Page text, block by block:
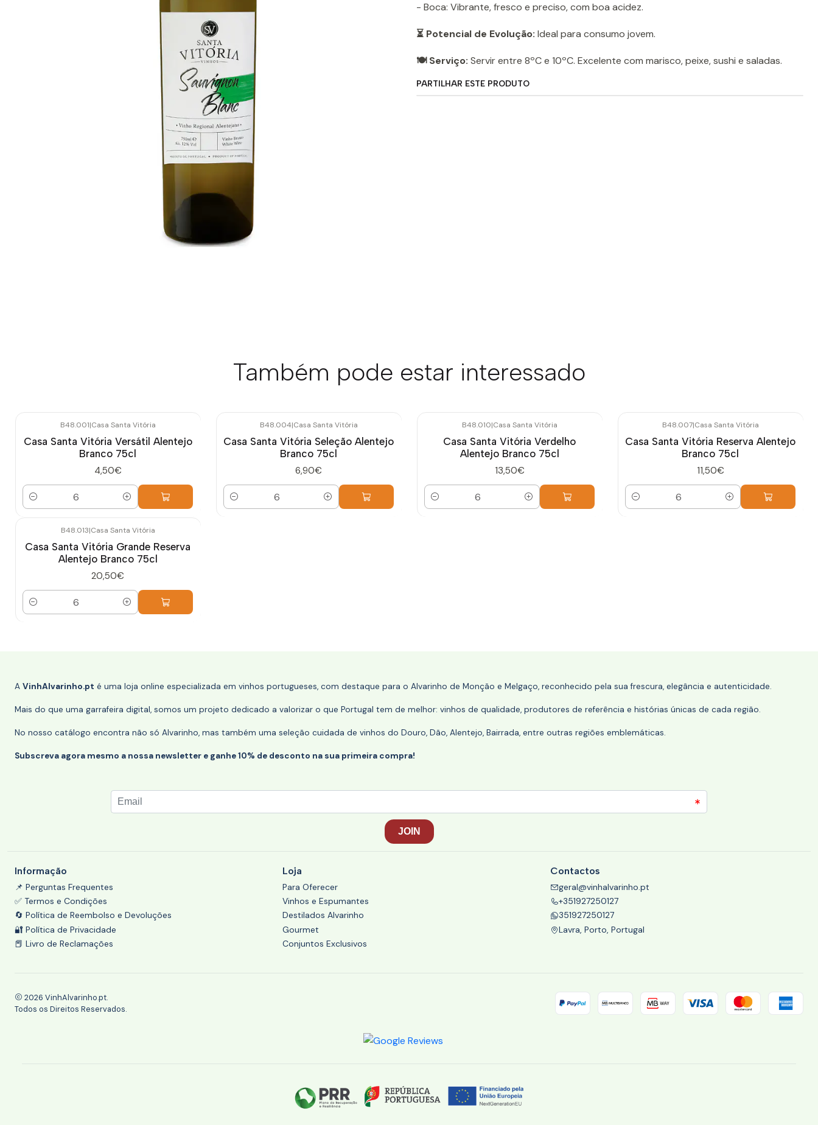
- Boca: Vibrante, fresco e preciso, com boa acidez.
⏳ Potencial de Evolução: Ideal para consumo jovem.
🍽️ Serviço: Servir entre 8ºC e 10ºC. Excelente com marisco, peixe, sushi e saladas.
PARTILHAR ESTE PRODUTO
Também pode estar interessado
B48.001|Casa Santa Vitória
Casa Santa Vitória Versátil Alentejo
Branco 75cl
4,50€
Quantidade
B48.004|Casa Santa Vitória
Casa Santa Vitória Seleção Alentejo
Branco 75cl
6,90€
Quantidade
B48.010|Casa Santa Vitória
Casa Santa Vitória Verdelho
Alentejo Branco 75cl
13,50€
Quantidade
B48.007|Casa Santa Vitória
Casa Santa Vitória Reserva Alentejo
Branco 75cl
11,50€
Quantidade
B48.013|Casa Santa Vitória
Casa Santa Vitória Grande Reserva
Alentejo Branco 75cl
20,50€
Quantidade
A VinhAlvarinho.pt é uma loja online especializada em vinhos portugueses, com destaque para o Alvarinho de Monção e Melgaço, reconhecido pela sua frescura, elegância e autenticidade.
Mais do que uma garrafeira digital, somos um projeto dedicado a valorizar o que Portugal tem de melhor: vinhos de qualidade, produtores de referência e histórias únicas de cada região.
No nosso catálogo encontra não só Alvarinho, mas também uma seleção cuidada de vinhos do Douro, Dão, Alentejo, Bairrada, entre outras regiões emblemáticas.
Subscreva agora mesmo a nossa newsletter e ganhe 10% de desconto na sua primeira compra!
Informação
📌 Perguntas Frequentes
✅ Termos e Condições
🔄 Política de Reembolso e Devoluções
🔐 Política de Privacidade
📕 Livro de Reclamações
Loja
Para Oferecer
Vinhos e Espumantes
Destilados Alvarinho
Gourmet
Conjuntos Exclusivos
Contactos
geral@vinhalvarinho.pt
+351927250127
351927250127
Lavra, Porto, Portugal
2026 VinhAlvarinho.pt.
Todos os Direitos Reservados.